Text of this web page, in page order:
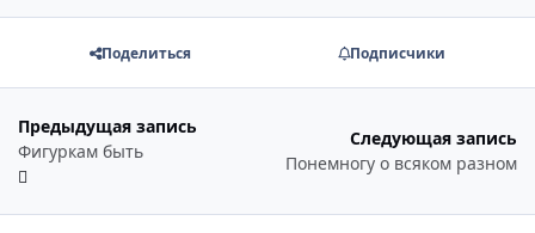
Поделиться Подписчики
Предыдущая запись
Фигуркам быть
Следующая запись
Понемногу о всяком разном